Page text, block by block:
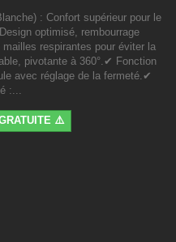
: Confort supérieur pour le
optimisé, rembourrage
respirantes pour éviter la
pivotante à 360°.✔ Fonction
avec réglage de la fermeté.✔
:...
⚠️